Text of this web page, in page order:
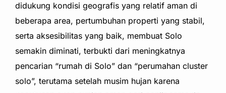
didukung kondisi geografis yang relatif aman di
beberapa area, pertumbuhan properti yang stabil,
serta aksesibilitas yang baik, membuat Solo
semakin diminati, terbukti dari meningkatnya
pencarian “rumah di Solo” dan “perumahan cluster
solo”, terutama setelah musim hujan karena